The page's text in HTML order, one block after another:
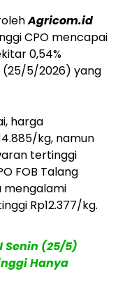
Agricom.id
CPO mencapai
0,54%
(25/5/2026) yang
harga
kg, namun
tertinggi
FOB Talang
mengalami
Rp12.377/kg.
Senin (25/5)
Hanya